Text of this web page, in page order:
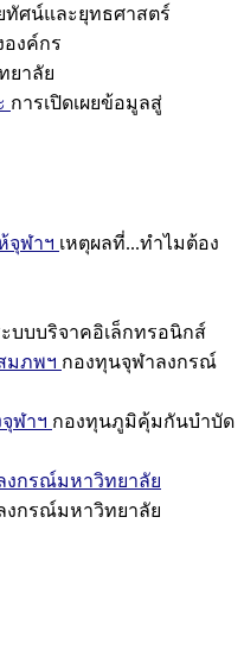
ทัศน์และยุทธศาสตร์
องค์กร
ยาลัย
การเปิดเผยข้อมูลสู่
จุฬาฯ เหตุผลที่...ทำไมต้อง
บบบริจาคอิเล็กทรอนิกส์
มภพฯ กองทุนจุฬาลงกรณ์
ฬาฯ กองทุนภูมิคุ้มกันบำบัด
งกรณ์มหาวิทยาลัย
งกรณ์มหาวิทยาลัย